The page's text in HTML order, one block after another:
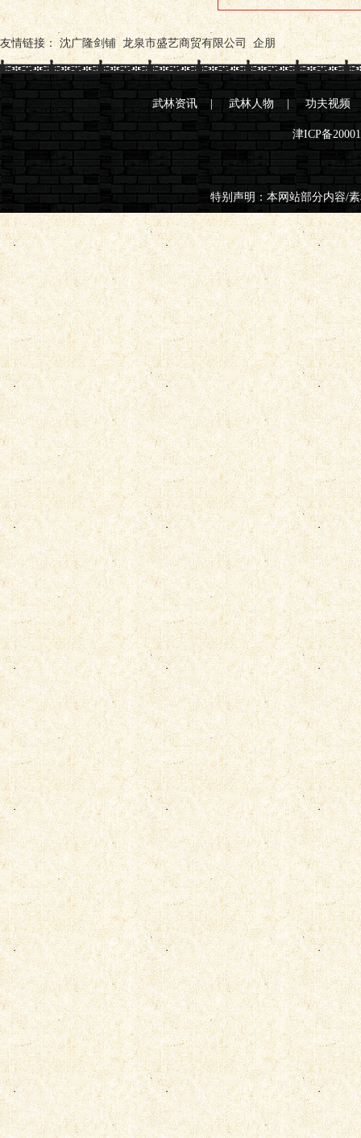
友情链接：沈广隆剑铺 龙泉市盛艺商贸有限公司 企朋
武林资讯 |武林人物 |功夫视频
津ICP备
特别声明：本网站部分内容/